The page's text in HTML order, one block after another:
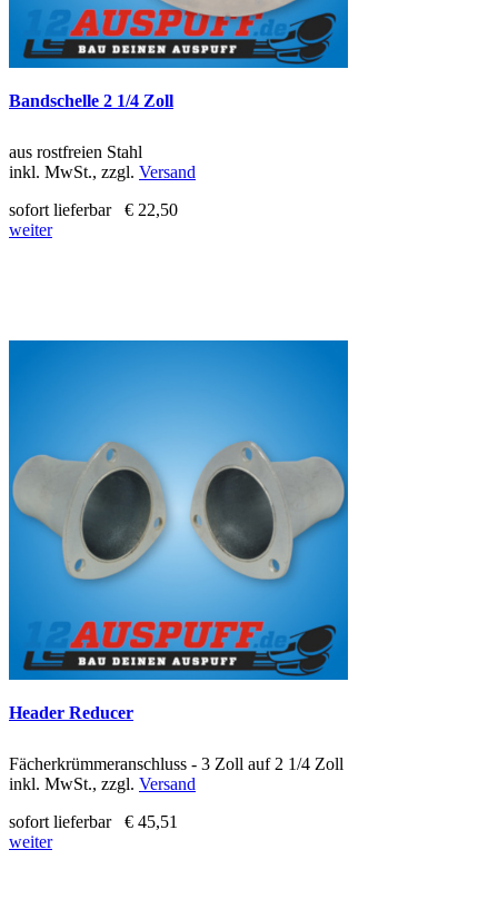
Bandschelle 2 1/4 Zoll
aus rostfreien Stahl
inkl. MwSt., zzgl. Versand
sofort lieferbar
€ 22,50
weiter
Header Reducer
Fächerkrümmeranschluss - 3 Zoll auf 2 1/4 Zoll
inkl. MwSt., zzgl. Versand
sofort lieferbar
€ 45,51
weiter